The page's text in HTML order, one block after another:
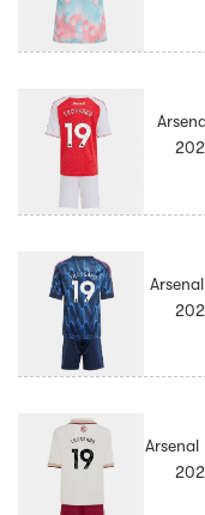
Arsenal